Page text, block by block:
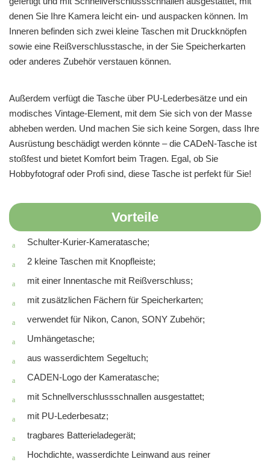
denen Sie Ihre Kamera leicht ein- und auspacken können. Im
Inneren befinden sich zwei kleine Taschen mit Druckknöpfen
sowie eine Reißverschlusstasche, in der Sie Speicherkarten
oder anderes Zubehör verstauen können.
Außerdem verfügt die Tasche über PU-Lederbesätze und ein
modisches Vintage-Element, mit dem Sie sich von der Masse
abheben werden. Und machen Sie sich keine Sorgen, dass Ihre
Ausrüstung beschädigt werden könnte – die CADeN-Tasche ist
stoßfest und bietet Komfort beim Tragen. Egal, ob Sie
Hobbyfotograf oder Profi sind, diese Tasche ist perfekt für Sie!
Vorteile
Schulter-Kurier-Kameratasche;
2 kleine Taschen mit Knopfleiste;
mit einer Innentasche mit Reißverschluss;
mit zusätzlichen Fächern für Speicherkarten;
verwendet für Nikon, Canon, SONY Zubehör;
Umhängetasche;
aus wasserdichtem Segeltuch;
CADEN-Logo der Kameratasche;
mit Schnellverschlussschnallen ausgestattet;
mit PU-Lederbesatz;
tragbares Batterieladegerät;
Hochdichte, wasserdichte Leinwand aus reiner